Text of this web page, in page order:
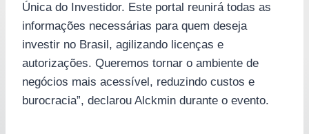
Única do Investidor. Este portal reunirá todas as
informações necessárias para quem deseja
investir no Brasil, agilizando licenças e
autorizações. Queremos tornar o ambiente de
negócios mais acessível, reduzindo custos e
burocracia”, declarou Alckmin durante o evento.